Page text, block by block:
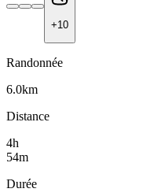
+10
Randonnée
6.0km
Distance
4h
54m
Durée